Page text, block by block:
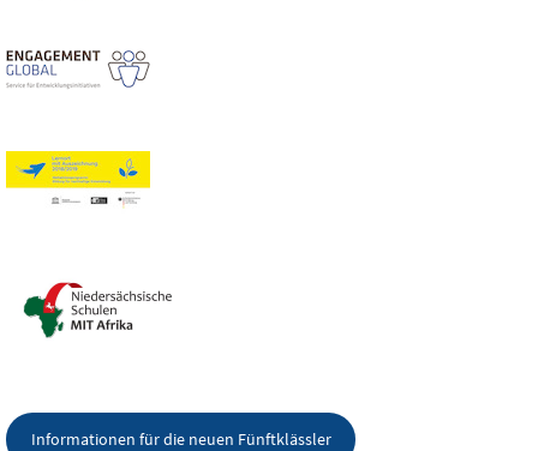
Informationen für die neuen Fünftklässler